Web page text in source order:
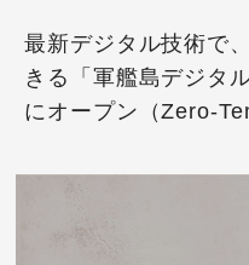
最新デジタル技術で
きる「軍艦島デジタ
にオープン（Zero-